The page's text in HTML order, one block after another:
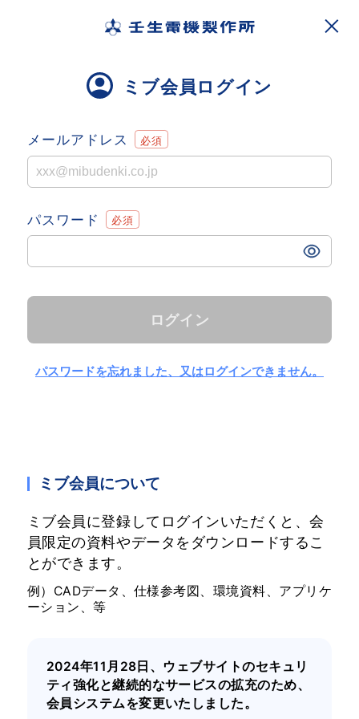
ミブ会員ログイン
メールアドレス
パスワード
ログイン
パスワードを忘れました、又はログインできません。
ミブ会員について
ミブ会員に登録してログインいただくと、会
員限定の資料やデータをダウンロードするこ
とができます。
例）CADデータ、仕様参考図、環境資料、アプリケ
ーション、等
2024年11月28日、ウェブサイトのセキュリ
ティ強化と継続的なサービスの拡充のため、
会員システムを変更いたしました。